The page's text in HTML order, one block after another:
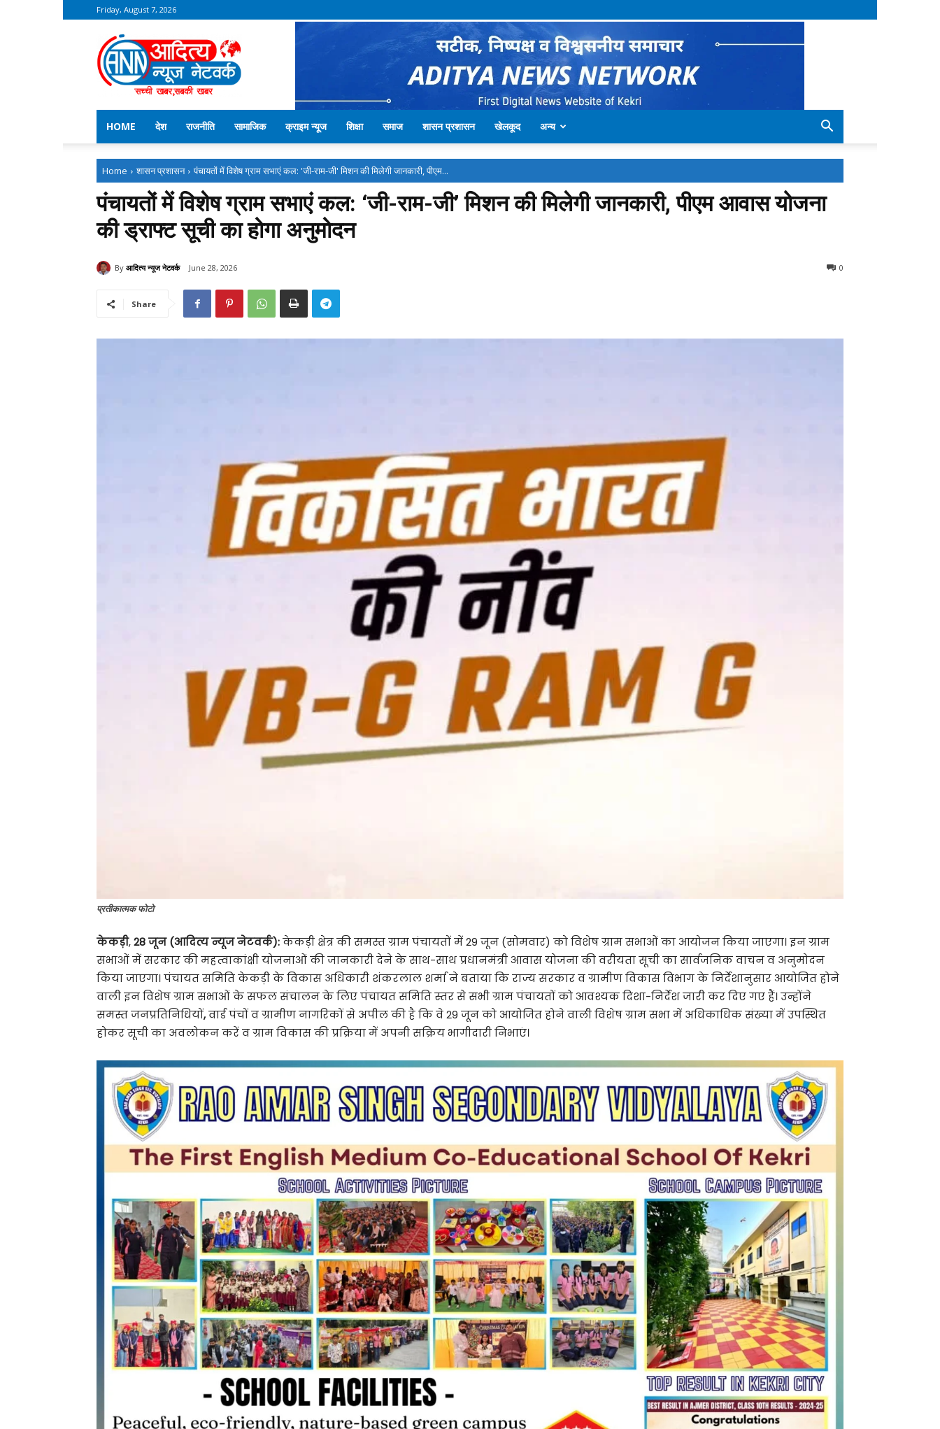
Friday, August 7, 2026
Aditya
News
Network
–
Kekri
News
HOME
देश राजनीति सामाजिक क्राइम न्यूज शिक्षा समाज शासन प्रशासन खेलकूद अन्य
Home शासन प्रशासन पंचायतों में विशेष ग्राम सभाएं कल: 'जी-राम-जी' मिशन की मिलेगी जानकारी, पीएम...
पंचायतों में विशेष ग्राम सभाएं कल: ‘जी-राम-जी’ मिशन की मिलेगी जानकारी, पीएम आवास योजना
की ड्राफ्ट सूची का होगा अनुमोदन
By आदित्य न्यूज नेटवर्क June 28, 2026 0
Share
प्रतीकात्मक फोटो
केकड़ी,28 जून (आदित्य न्यूज नेटवर्क):केकड़ी क्षेत्र की समस्त ग्राम पंचायतों में 29 जून (सोमवार) को विशेष ग्राम सभाओं का आयोजन किया जाएगा। इन ग्राम
सभाओं में सरकार की महत्वाकांक्षी योजनाओं की जानकारी देने के साथ-साथ प्रधानमंत्री आवास योजना की वरीयता सूची का सार्वजनिक वाचन व अनुमोदन
किया जाएगा। पंचायत समिति केकड़ी के विकास अधिकारी शंकरलाल शर्मा ने बताया कि राज्य सरकार व ग्रामीण विकास विभाग के निर्देशानुसार आयोजित होने
वाली इन विशेष ग्राम सभाओं के सफल संचालन के लिए पंचायत समिति स्तर से सभी ग्राम पंचायतों को आवश्यक दिशा-निर्देश जारी कर दिए गए हैं। उन्होंने
समस्त जनप्रतिनिधियों,वार्ड पंचों व ग्रामीण नागरिकों से अपील की है कि वे 29 जून को आयोजित होने वाली विशेष ग्राम सभा में अधिकाधिक संख्या में उपस्थित
होकर सूची का अवलोकन करें व ग्राम विकास की प्रक्रिया में अपनी सक्रिय भागीदारी निभाएं।